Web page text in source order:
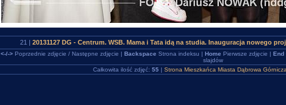
21 | 20131127 DG - Centrum. WSB. Mama i Tata idą na studia. Inauguracja nowego
<-/->Poprzednie zdjęcie / Następne zdjęcie | Backspace Strona indeksu | Home Pierwsze zdjęcie | End
slajdów
Całkowita ilość zdjęć: 55 | Strona Mieszkańca Miasta Dąbrowa Górnicza